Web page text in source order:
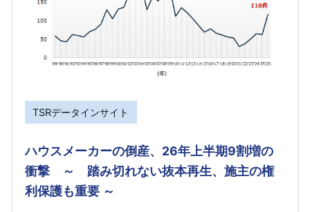
TSRデータインサイト
ハウスメーカーの倒産、26年上半期9割増の
衝撃 ～ 踏み切れない抜本再生、施主の権
利保護も重要 ～